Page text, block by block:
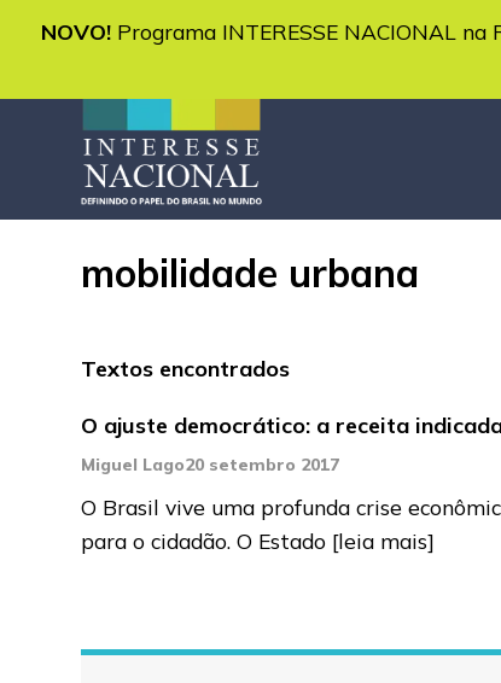
NOVO! Programa INTERESSE NACIONAL
mobilidade urbana
Textos encontrados
O ajuste democrático: a receita
Miguel Lago20 setembro 2017
O Brasil vive uma profunda crise
para o cidadão. O Estado [leia mais]